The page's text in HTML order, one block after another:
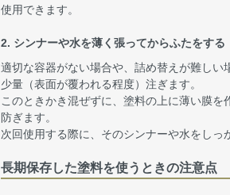
使用できます。
2. シンナーや水を薄く張ってからふたをする
適切な容器がない場合や、詰め替えが難しい
少量（表面が覆われる程度）注ぎます。
このときかき混ぜずに、塗料の上に薄い膜
防ぎます。
次回使用する際に、そのシンナーや水をしっ
長期保存した塗料を使うときの注意点